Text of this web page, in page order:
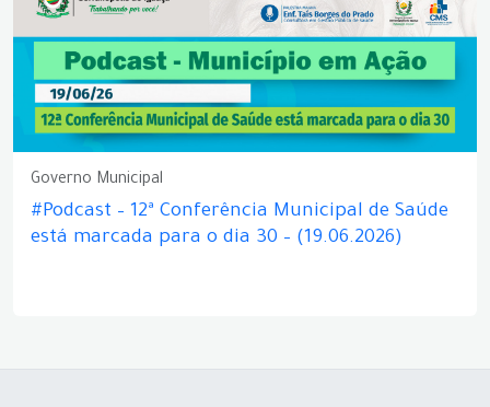
Governo Municipal
#Podcast – 12ª Conferência Municipal de Saúde
está marcada para o dia 30 – (19.06.2026)